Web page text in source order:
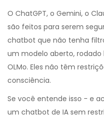
O ChatGPT, o Gemini, o
são feitos para serem
chatbot que não tenha
um modelo aberto, rodado
OLMo. Eles não têm
consciência.
Se você entende isso - e
um chatbot de IA sem